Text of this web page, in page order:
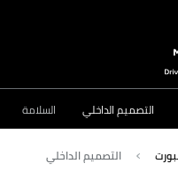
التصميم الداخلي السلامة
التصميم الداخلي